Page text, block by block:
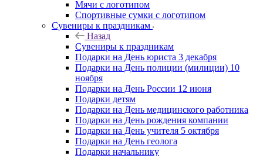
Мячи с логотипом
Спортивные сумки с логотипом
Сувениры к праздникам
Назад
Сувениры к праздникам
Подарки на День юриста 3 декабря
Подарки на День полиции (милиции) 10
ноября
Подарки на День России 12 июня
Подарки детям
Подарки на День медицинского работника
Подарки на День рождения компании
Подарки на День учителя 5 октября
Подарки на День геолога
Подарки начальнику